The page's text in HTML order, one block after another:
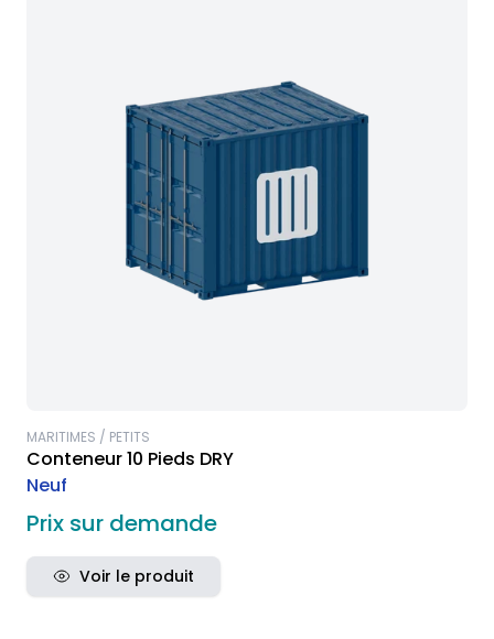
MARITIMES / PETITS
Conteneur 10 Pieds DRY
Neuf
Prix sur demande
Voir le produit